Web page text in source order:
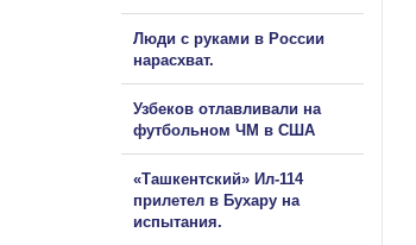
Люди с руками в России
нарасхват.
Узбеков отлавливали на
футбольном ЧМ в США
«Ташкентский» Ил-114
прилетел в Бухару на
испытания.